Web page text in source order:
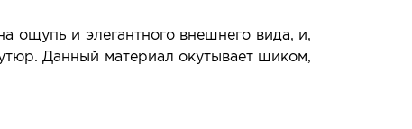
ощупь и элегантного внешнего вида, и,
Данный материал окутывает шиком,